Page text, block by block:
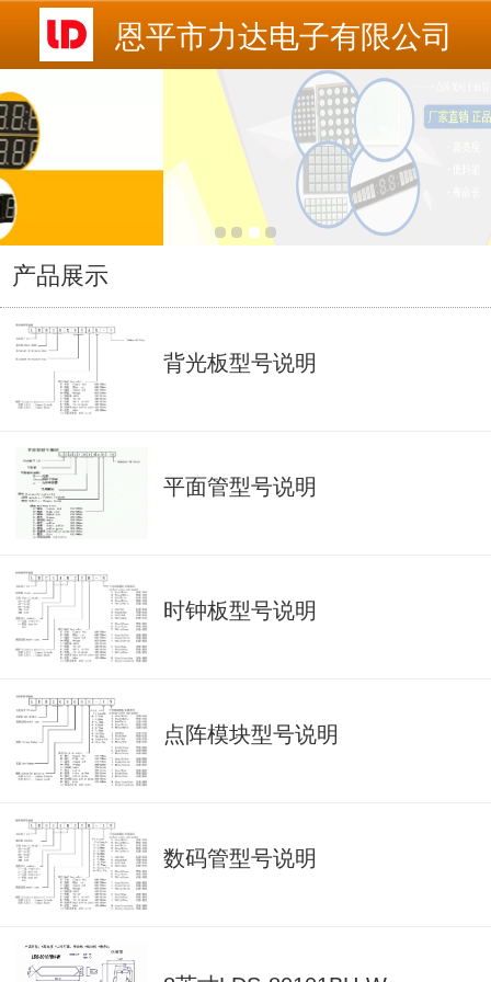
恩平市力达电子有限公司
产品展示
背光板型号说明
平面管型号说明
时钟板型号说明
点阵模块型号说明
数码管型号说明